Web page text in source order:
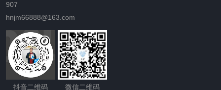
907
hnjm66888@163.com
抖音二维码 微信二维码